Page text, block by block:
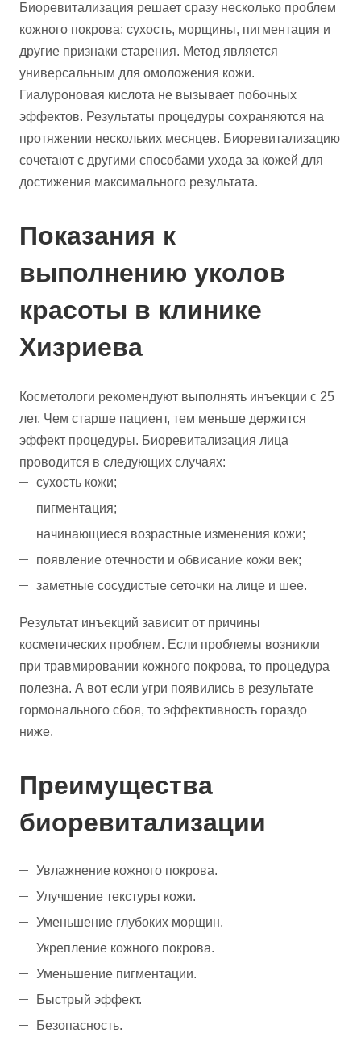
Биоревитализация решает сразу несколько проблем
кожного покрова: сухость, морщины, пигментация и
другие признаки старения. Метод является
универсальным для омоложения кожи.
Гиалуроновая кислота не вызывает побочных
эффектов. Результаты процедуры сохраняются на
протяжении нескольких месяцев. Биоревитализацию
сочетают с другими способами ухода за кожей для
достижения максимального результата.
Показания к
выполнению уколов
красоты в клинике
Хизриева
Косметологи рекомендуют выполнять инъекции с 25
лет. Чем старше пациент, тем меньше держится
эффект процедуры. Биоревитализация лица
проводится в следующих случаях:
сухость кожи;
пигментация;
начинающиеся возрастные изменения кожи;
появление отечности и обвисание кожи век;
заметные сосудистые сеточки на лице и шее.
Результат инъекций зависит от причины
косметических проблем. Если проблемы возникли
при травмировании кожного покрова, то процедура
полезна. А вот если угри появились в результате
гормонального сбоя, то эффективность гораздо
ниже.
Преимущества
биоревитализации
Увлажнение кожного покрова.
Улучшение текстуры кожи.
Уменьшение глубоких морщин.
Укрепление кожного покрова.
Уменьшение пигментации.
Быстрый эффект.
Безопасность.